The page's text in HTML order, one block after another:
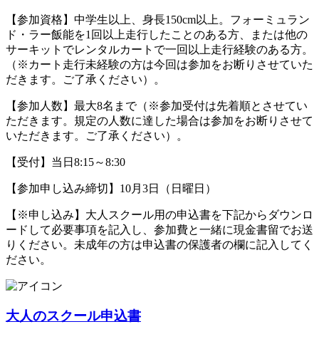
【参加資格】中学生以上、身長150cm以上。フォーミュラン
ド・ラー飯能を1回以上走行したことのある方、または他の
サーキットでレンタルカートで一回以上走行経験のある方。
（※カート走行未経験の方は今回は参加をお断りさせていた
だきます。ご了承ください）。
【参加人数】最大8名まで（※参加受付は先着順とさせてい
ただきます。規定の人数に達した場合は参加をお断りさせて
いただきます。ご了承ください）。
【受付】当日8:15～8:30
【参加申し込み締切】10月3日（日曜日）
【※申し込み】大人スクール用の申込書を下記からダウンロ
ードして必要事項を記入し、参加費と一緒に現金書留でお送
りください。未成年の方は申込書の保護者の欄に記入してく
ださい。
大人のスクール申込書